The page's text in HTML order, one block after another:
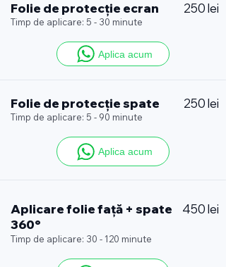
Folie de protecție ecran 250 lei
Timp de aplicare: 5 - 30 minute
Aplica acum
Folie de protecție spate 250 lei
Timp de aplicare: 5 - 90 minute
Aplica acum
Aplicare folie față + spate
360°
450 lei
Timp de aplicare: 30 - 120 minute